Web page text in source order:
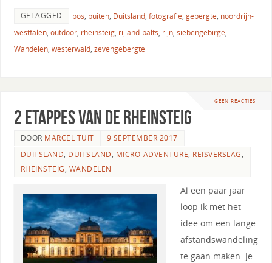
GETAGGED bos, buiten, Duitsland, fotografie, gebergte, noordrijn-
westfalen, outdoor, rheinsteig, rijland-palts, rijn, siebengebirge,
Wandelen, westerwald, zevengebergte
GEEN REACTIES
2 etappes van de Rheinsteig
DOOR MARCEL TUIT
9 SEPTEMBER 2017
DUITSLAND, DUITSLAND, MICRO-ADVENTURE, REISVERSLAG,
RHEINSTEIG, WANDELEN
Al een paar jaar
loop ik met het
idee om een lange
afstandswandeling
te gaan maken. Je